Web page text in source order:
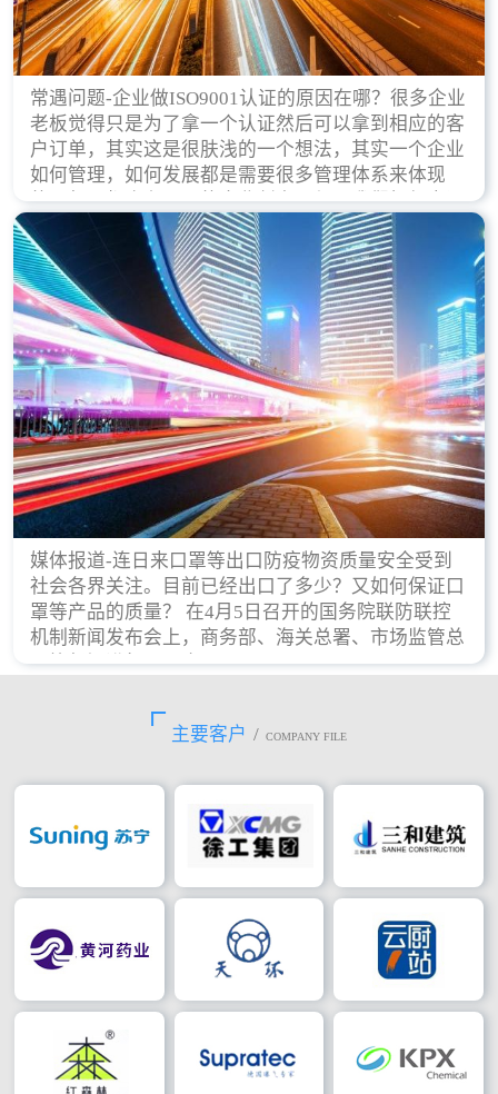
常遇问题-企业做ISO9001认证的原因在哪？很多企业
老板觉得只是为了拿一个认证然后可以拿到相应的客
户订单，其实这是很肤浅的一个想法，其实一个企业
如何管理，如何发展都是需要很多管理体系来体现
的，每天都会有不同的企业创立，但是我们如何去证
实一个企业的合法，有质量保证了？这就是ISO9001
认证体现价值的时候，那么键锋小编就来细说下企业
做ISO9001认证的根本原因。
媒体报道-连日来口罩等出口防疫物资质量安全受到
社会各界关注。目前已经出口了多少？又如何保证口
罩等产品的质量？ 在4月5日召开的国务院联防联控
机制新闻发布会上，商务部、海关总署、市场监管总
局等部门进行了回应。
主要客户 / COMPANY FILE